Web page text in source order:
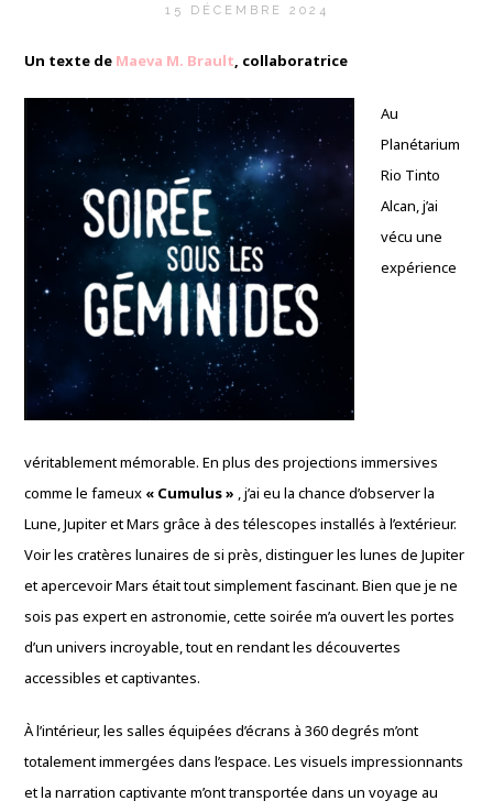
15 DÉCEMBRE 2024
Un texte de Maeva M. Brault, collaboratrice
Au
Planétarium
Rio Tinto
Alcan, j’ai
vécu une
expérience
véritablement mémorable. En plus des projections immersives
comme le fameux « Cumulus » , j’ai eu la chance d’observer la
Lune, Jupiter et Mars grâce à des télescopes installés à l’extérieur.
Voir les cratères lunaires de si près, distinguer les lunes de Jupiter
et apercevoir Mars était tout simplement fascinant. Bien que je ne
sois pas expert en astronomie, cette soirée m’a ouvert les portes
d’un univers incroyable, tout en rendant les découvertes
accessibles et captivantes.
À l’intérieur, les salles équipées d’écrans à 360 degrés m’ont
totalement immergées dans l’espace. Les visuels impressionnants
et la narration captivante m’ont transportée dans un voyage au